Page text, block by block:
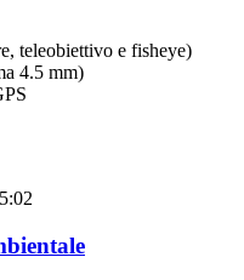
teleobiettivo e fisheye)
4.5 mm)